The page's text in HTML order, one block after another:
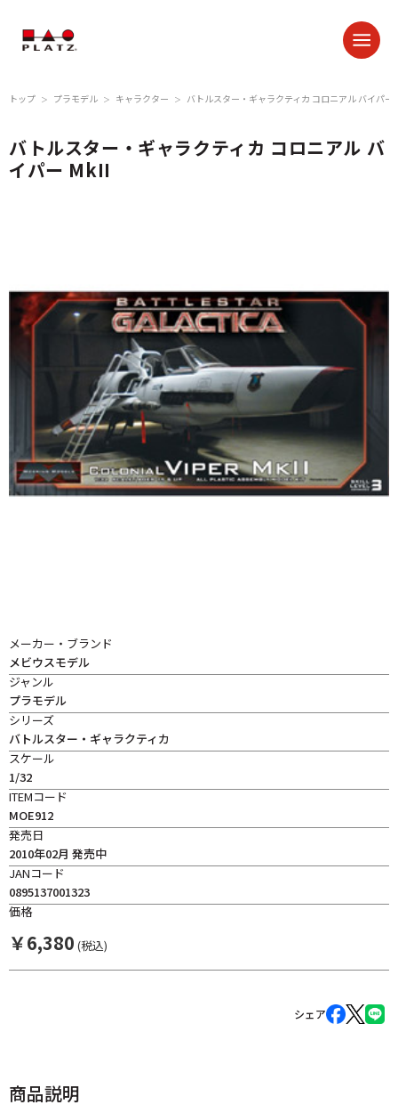
トップ ＞ プラモデル ＞ キャラクター ＞ バトルスター・ギャラクティカ コロニアル バイパー
バトルスター・ギャラクティカ コロニアル バ
イパー MkII
メーカー・ブランド
メビウスモデル
ジャンル
プラモデル
シリーズ
バトルスター・ギャラクティカ
スケール
1/32
ITEMコード
MOE912
発売日
2010年02月 発売中
JANコード
0895137001323
価格
￥6,380 (税込)
シェア
商品説明